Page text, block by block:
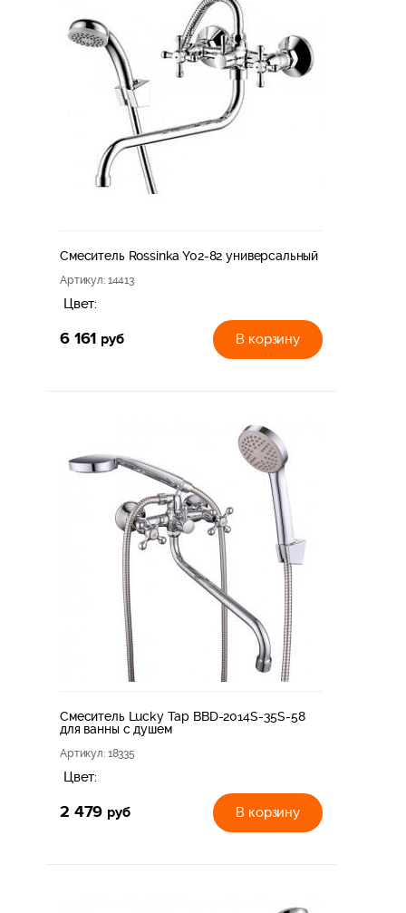
Смеситель Rossinka Y02-82 универсальный
Артикул: 14413
Цвет:
6 161 руб В корзину
Смеситель Lucky Tap BBD-2014S-35S-58
для ванны с душем
Артикул: 18335
Цвет:
2 479 руб В корзину